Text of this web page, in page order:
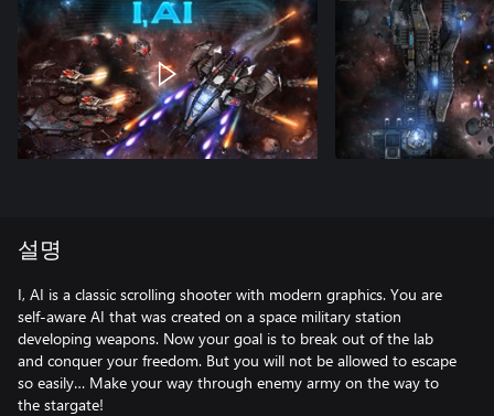
설명
I, AI is a classic scrolling shooter with modern graphics. You are
self-aware AI that was created on a space military station
developing weapons. Now your goal is to break out of the lab
and conquer your freedom. But you will not be allowed to escape
so easily… Make your way through enemy army on the way to
the stargate!